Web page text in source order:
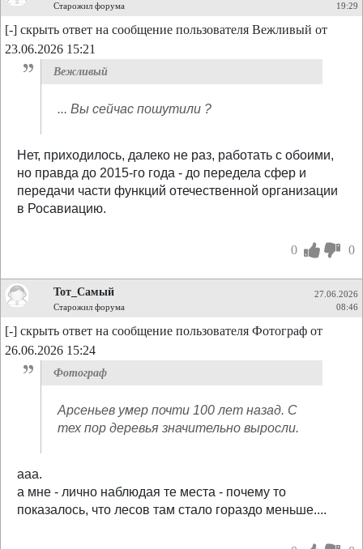
Старожил форума
19:29
[-] скрыть ответ на сообщение пользователя Вежливый от
23.06.2026 15:21
Вежливый
... Вы сейчас пошутили ?
Нет, приходилось, далеко не раз, работать с обоими,
но правда до 2015-го года - до передела сфер и
передачи части функций отечественной организации
в Росавиацию.
0 0
Тот_Самый
Старожил форума
27.06.2026
08:46
[-] скрыть ответ на сообщение пользователя Фотограф от
26.06.2026 15:24
Фотограф
Арсеньев умер почти 100 лет назад. С
тех пор деревья значительно выросли.
ааа.
а мне - лично наблюдая те места - почему то
показалось, что лесов там стало гораздо меньше....